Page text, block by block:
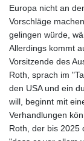
Europa nicht an
Vorschläge
gelingen würde,
Allerdings kommt
Vorsitzende des
Roth, sprach im
den USA und ein
will, beginnt mit
Verhandlungen
Roth, der bis 2025